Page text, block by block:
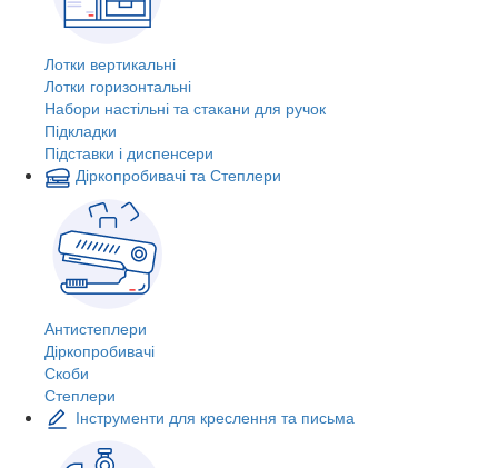
Лотки вертикальні
Лотки горизонтальні
Набори настільні та стакани для ручок
Підкладки
Підставки і диспенсери
Діркопробивачі та Степлери
Антистеплери
Діркопробивачі
Скоби
Степлери
Інструменти для креслення та письма